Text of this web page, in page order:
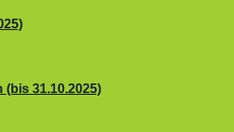
31.10.2025)